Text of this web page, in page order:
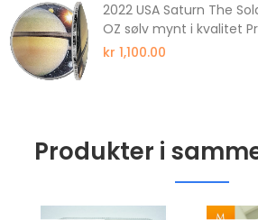
2022 USA Saturn The
OZ sølv mynt i kvalitet
kr 1,100.00
Produkter i